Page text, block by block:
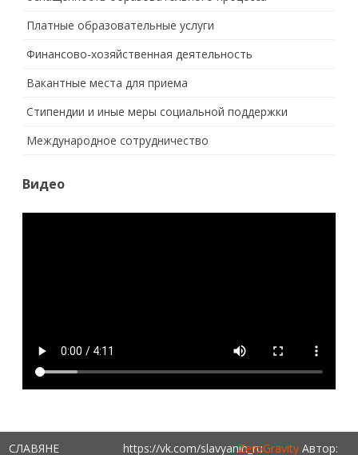
Платные образовательные услуги
Финансово-хозяйственная деятельность
Вакантные места для приема
Стипендии и иные меры социальной поддержки
Международное сотрудничество
Видео
СЛАВЯНЕ https://vk.com/slavyanin_ruZeroGravityАвтор: